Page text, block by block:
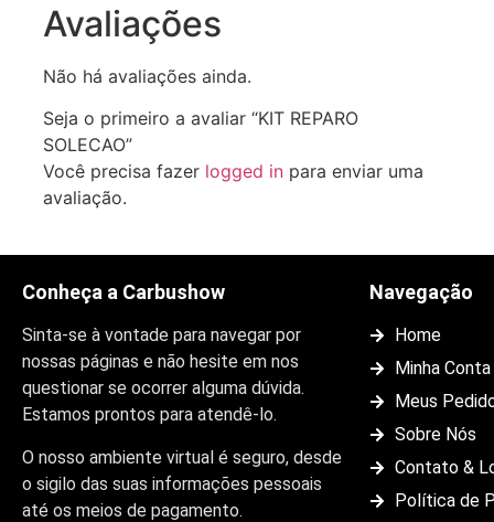
Avaliações
Não há avaliações ainda.
Seja o primeiro a avaliar “KIT REPARO
SOLECAO”
Você precisa fazer logged in para enviar uma
avaliação.
Conheça a Carbushow
Sinta-se à vontade para navegar por
nossas páginas e não hesite em nos
questionar se ocorrer alguma dúvida.
Estamos prontos para atendê-lo.
O nosso ambiente virtual é seguro, desde
o sigilo das suas informações pessoais
até os meios de pagamento.
Navegação
Home
Minha Conta
Meus
Sobre Nós
Contato &
Política de